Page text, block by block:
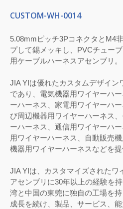
CUSTOM-WH-0014
5.08mmピッチ3PコネクタとM4
プして錫メッキし、PVCチュー
用ケーブルハーネスアセンブリ。
JIA YIは優れたカスタムデザイン
であり、電気機器用ワイヤーハ
ーハーネス、家電用ワイヤーハ
び周辺機器用ワイヤーハーネス
ーハーネス、通信用ワイヤーハ
用ワイヤーハーネス、自動販売
機器用ワイヤーハーネスなどを提
JIA YIは、カスタマイズされたワ
アセンブリに30年以上の経験を
湾と中国の東莞に独自の工場を
成長を続け、製品、サービス、